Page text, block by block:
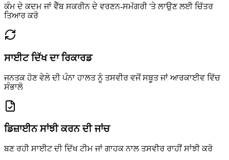
ਕੰਮ ਦੇ ਕਦਮ ਜਾਂ ਵੈੱਬ ਸਕਰੀਨ ਦੇ ਵਰਣਨ-ਸਮੱਗਰੀ 'ਤੇ ਲਾਉਣ ਲਈ ਚਿੱਤਰ
ਤਿਆਰ ਕਰੋ
ਸਾਈਟ ਦਿੱਖ ਦਾ ਰਿਕਾਰਡ
ਜਨਤਕ ਹੋਣ ਵੇਲੇ ਦੀ ਪੰਨਾ ਹਾਲਤ ਨੂੰ ਤਸਵੀਰ ਵਜੋਂ ਸਬੂਤ ਜਾਂ ਆਰਕਾਈਵ ਵਿੱਚ
ਸੰਭਾਲੋ
ਡਿਜ਼ਾਈਨ ਸਾਂਝੀ ਕਰਨ ਦੀ ਜਾਂਚ
ਬਣ ਰਹੀ ਸਾਈਟ ਦੀ ਦਿੱਖ ਟੀਮ ਜਾਂ ਗਾਹਕ ਨਾਲ ਤਸਵੀਰ ਰਾਹੀਂ ਸਾਂਝੀ ਕਰੋ